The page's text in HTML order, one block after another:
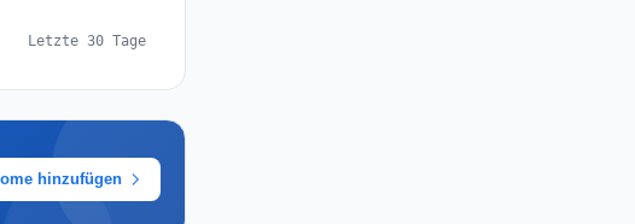
Letzte 30 Tage
hinzufügen